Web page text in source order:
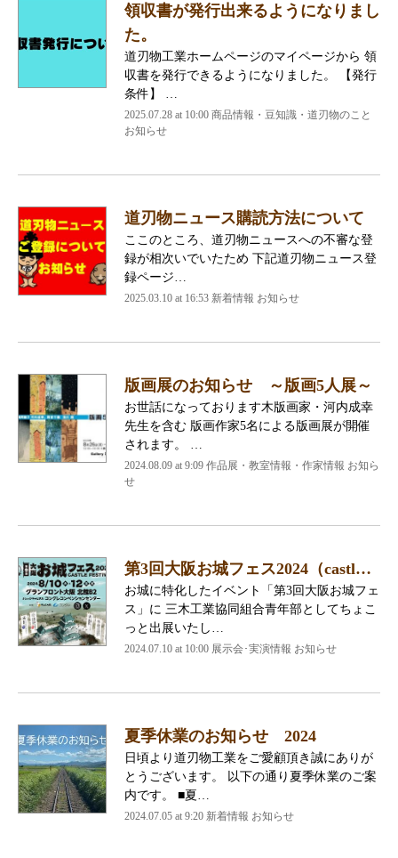
領収書が発行出来るようになりまし
た。
道刃物工業ホームページのマイページから 領
収書を発行できるようになりました。 【発行
条件】 …
2025.07.28 at 10:00 商品情報・豆知識・道刃物のこと
お知らせ
道刃物ニュース購読方法について
ここのところ、道刃物ニュースへの不審な登
録が相次いでいたため 下記道刃物ニュース登
録ページ…
2025.03.10 at 16:53 新着情報 お知らせ
版画展のお知らせ ～版画5人展～
お世話になっております木版画家・河内成幸
先生を含む 版画作家5名による版画展が開催
されます。 …
2024.08.09 at 9:09 作品展・教室情報・作家情報 お知ら
せ
第3回大阪お城フェス2024（castl…
お城に特化したイベント「第3回大阪お城フェ
ス」に 三木工業協同組合青年部としてちょこ
っと出展いたし…
2024.07.10 at 10:00 展示会･実演情報 お知らせ
夏季休業のお知らせ 2024
日頃より道刃物工業をご愛顧頂き誠にありが
とうございます。 以下の通り夏季休業のご案
内です。 ■夏…
2024.07.05 at 9:20 新着情報 お知らせ